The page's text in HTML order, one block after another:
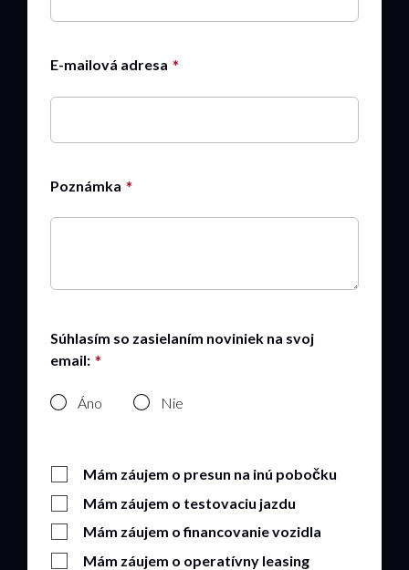
E-mailová adresa
Poznámka
Súhlasím so zasielaním noviniek na svoj
email:
Áno Nie
Mám záujem o presun na inú pobočku
Mám záujem o testovaciu jazdu
Mám záujem o financovanie vozidla
Mám záujem o operatívny leasing